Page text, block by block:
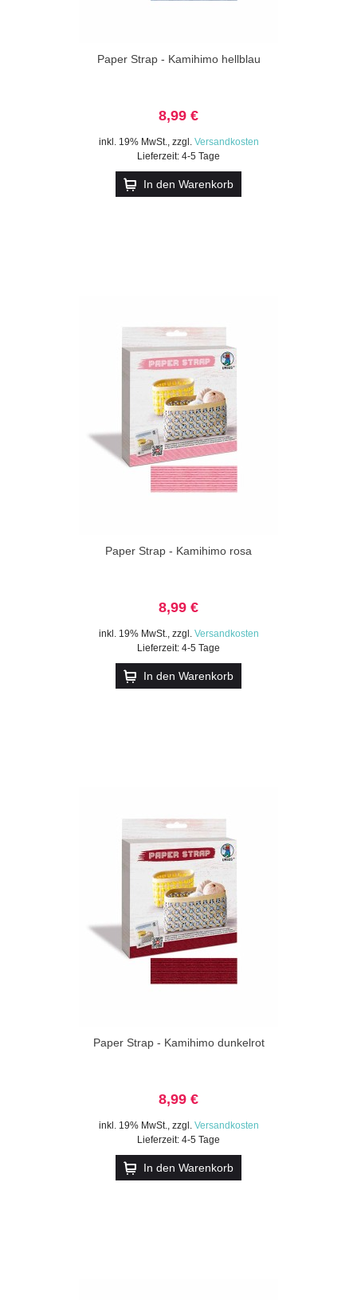
Paper Strap - Kamihimo hellblau
8,99 €
inkl. 19% MwSt., zzgl. Versandkosten
Lieferzeit: 4-5 Tage
In den Warenkorb
Paper Strap - Kamihimo rosa
8,99 €
inkl. 19% MwSt., zzgl. Versandkosten
Lieferzeit: 4-5 Tage
In den Warenkorb
Paper Strap - Kamihimo dunkelrot
8,99 €
inkl. 19% MwSt., zzgl. Versandkosten
Lieferzeit: 4-5 Tage
In den Warenkorb